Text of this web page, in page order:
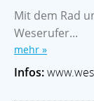
Mit dem Rad
Weserufer...
mehr »
Infos: